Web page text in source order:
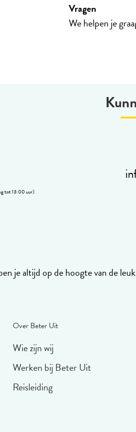
Vragen
We helpen je
tot 13:00 uur)
je altijd op de hoogte van de
Over Beter Uit
Wie zijn wij
Werken bij Beter Uit
Reisleiding